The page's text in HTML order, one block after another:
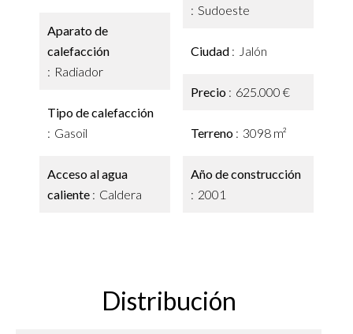
Aparato de
calefacción
Radiador
Tipo de calefacción
Gasoil
Acceso al agua
caliente
Caldera
Sudoeste
Ciudad Jalón
Precio 625.000 €
Terreno 3098 m²
Año de construcción
2001
Distribución